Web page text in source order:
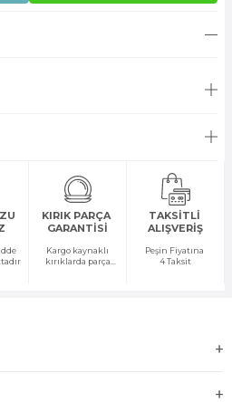
KIRIK PARÇA
GARANTİSİ
Kargo kaynaklı
kırıklarda parça
TAKSİTLİ
ALIŞVERİŞ
Peşin Fiyatına
4 Taksit